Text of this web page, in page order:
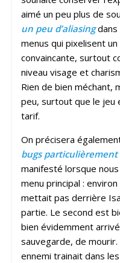
aimé un peu plus de
un peu d’aliasingdans
menus qui pixelisent
convaincante, surtout
niveau visage et
Rien de bien méchant,
peu, surtout que le jeu
tarif.
On précisera
bugs particulièrement
manifesté lorsque
menu principal :
mettait pas derrière
partie. Le second est
bien évidemment
sauvegarde, de
ennemi trainait dans